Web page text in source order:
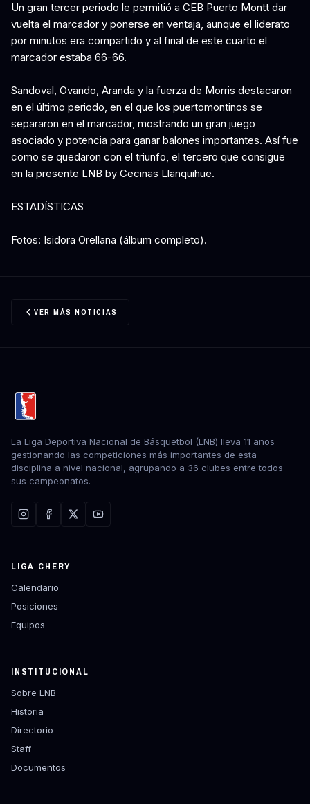
Un gran tercer periodo le permitió a CEB Puerto Montt dar
vuelta el marcador y ponerse en ventaja, aunque el liderato
por minutos era compartido y al final de este cuarto el
marcador estaba 66-66.
Sandoval, Ovando, Aranda y la fuerza de Morris destacaron
en el último periodo, en el que los puertomontinos se
separaron en el marcador, mostrando un gran juego
asociado y potencia para ganar balones importantes. Así fue
como se quedaron con el triunfo, el tercero que consigue
en la presente LNB by Cecinas Llanquihue.
ESTADÍSTICAS
Fotos: Isidora Orellana (álbum completo).
VER MÁS NOTICIAS
La Liga Deportiva Nacional de Básquetbol (LNB) lleva 11 años
gestionando las competiciones más importantes de esta
disciplina a nivel nacional, agrupando a 36 clubes entre todos
sus campeonatos.
LIGA CHERY
Calendario
Posiciones
Equipos
INSTITUCIONAL
Sobre LNB
Historia
Directorio
Staff
Documentos